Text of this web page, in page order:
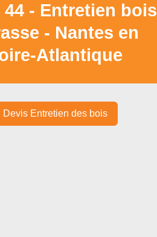
44 - Entretien bois
- Nantes en
Atlantique
Devis Entretien des bois